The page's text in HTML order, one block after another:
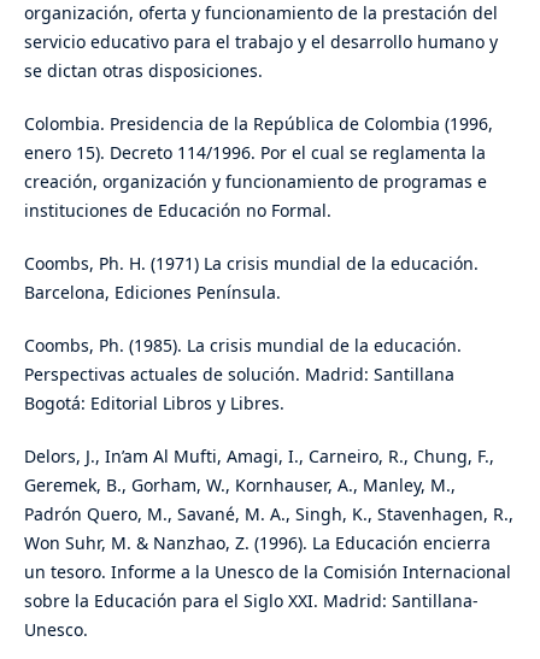
organización, oferta y funcionamiento de la prestación del
servicio educativo para el trabajo y el desarrollo humano y
se dictan otras disposiciones.
Colombia. Presidencia de la República de Colombia (1996,
enero 15). Decreto 114/1996. Por el cual se reglamenta la
creación, organización y funcionamiento de programas e
instituciones de Educación no Formal.
Coombs, Ph. H. (1971) La crisis mundial de la educación.
Barcelona, Ediciones Península.
Coombs, Ph. (1985). La crisis mundial de la educación.
Perspectivas actuales de solución. Madrid: Santillana
Bogotá: Editorial Libros y Libres.
Delors, J., In’am Al Mufti, Amagi, I., Carneiro, R., Chung, F.,
Geremek, B., Gorham, W., Kornhauser, A., Manley, M.,
Padrón Quero, M., Savané, M. A., Singh, K., Stavenhagen, R.,
Won Suhr, M. & Nanzhao, Z. (1996). La Educación encierra
un tesoro. Informe a la Unesco de la Comisión Internacional
sobre la Educación para el Siglo XXI. Madrid: Santillana-
Unesco.